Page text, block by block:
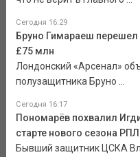
Сегодня 16:29
Бруно Гимараеш перешел
£75 млн
Лондонский «Арсенал»
полузащитника Бруно ...
Сегодня 16:17
Пономарёв похвалил
старте нового сезона РПЛ
Бывший защитник ЦСКА